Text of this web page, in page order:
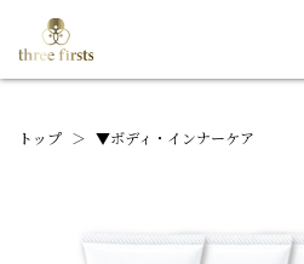
トップ ＞ ▼ボディ・インナーケア